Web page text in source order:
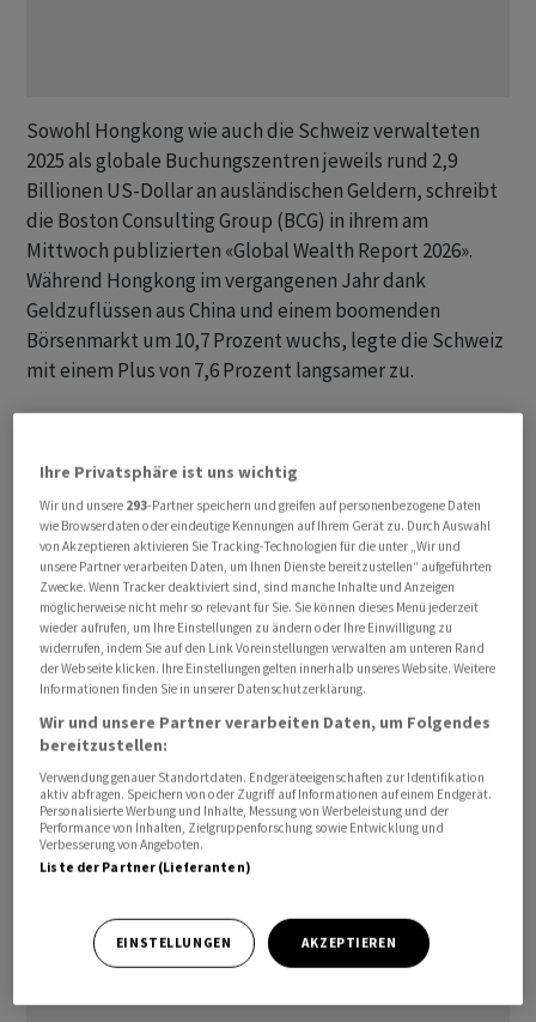
Sowohl Hongkong wie auch die Schweiz verwalteten
2025 als globale Buchungszentren jeweils rund 2,9
Billionen US-Dollar an ausländischen Geldern, schreibt
die Boston Consulting Group (BCG) in ihrem am
Mittwoch publizierten «Global Wealth Report 2026».
Während Hongkong im vergangenen Jahr dank
Geldzuflüssen aus China und einem boomenden
Börsenmarkt um 10,7 Prozent wuchs, legte die Schweiz
mit einem Plus von 7,6 Prozent langsamer zu.
In den kommenden Jahren dürfte Hongkong an der
Schweiz klar vorbeiziehen: Im Jahr 2030 wird der
ostasiatische Finanzplatz laut der Prognose mit
grenzüberschreitenden Vermögen von 4,6 Billionen
Dollar die deutlich Nummer Eins sein - vor der Schweiz
mit rund 4,0 Billionen.
Erste «Verfolgerin» der Schweiz ist Singapur: Dort
dürften die grenzüberschreitenden Vermögen von rund
2,1 Billionen bis im Jahr 2030 auf 3,3 Billionen wachsen.
Auf den Plätzen vier und fünf der grössten Offshore-
Finanzplätze folgen der zuletzt von Zollunsicherheiten
und Dollarschwäche gebremste Finanzplatz USA (1,6
Billionen) sowie Grossbritannien (1,0 Billionen).
Ihre Privatsphäre ist uns wichtig
Wir und unsere 293-Partner speichern und greifen auf personenbezogene Daten
wie Browserdaten oder eindeutige Kennungen auf Ihrem Gerät zu. Durch Auswahl
von Akzeptieren aktivieren Sie Tracking-Technologien für die unter „Wir und
unsere Partner verarbeiten Daten, um Ihnen Dienste bereitzustellen“ aufgeführten
Zwecke. Wenn Tracker deaktiviert sind, sind manche Inhalte und Anzeigen
möglicherweise nicht mehr so relevant für Sie. Sie können dieses Menü jederzeit
wieder aufrufen, um Ihre Einstellungen zu ändern oder Ihre Einwilligung zu
widerrufen, indem Sie auf den Link Voreinstellungen verwalten am unteren Rand
der Webseite klicken. Ihre Einstellungen gelten innerhalb unseres Website. Weitere
Informationen finden Sie in unserer Datenschutzerklärung.
Wir und unsere Partner verarbeiten Daten, um Folgendes
bereitzustellen:
Verwendung genauer Standortdaten. Endgeräteeigenschaften zur Identifikation
aktiv abfragen. Speichern von oder Zugriff auf Informationen auf einem Endgerät.
Personalisierte Werbung und Inhalte, Messung von Werbeleistung und der
Performance von Inhalten, Zielgruppenforschung sowie Entwicklung und
Verbesserung von Angeboten.
Liste der Partner (Lieferanten)
EINSTELLUNGEN AKZEPTIEREN